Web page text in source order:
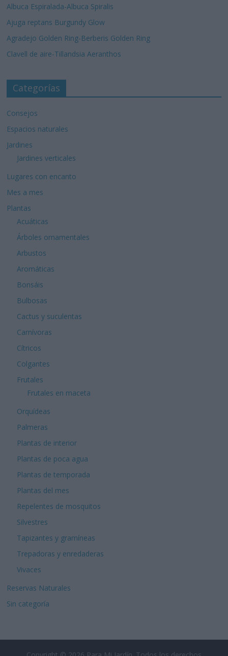
Albuca Espiralada-Albuca Spiralis
Ajuga reptans Burgundy Glow
Agradejo Golden Ring-Berberis Golden Ring
Clavell de aire-Tillandsia Aeranthos
Categorías
Consejos
Espacios naturales
Jardines
Jardines verticales
Lugares con encanto
Mes a mes
Plantas
Acuáticas
Árboles ornamentales
Arbustos
Aromáticas
Bonsáis
Bulbosas
Cactus y suculentas
Carnívoras
Cítricos
Colgantes
Frutales
Frutales en maceta
Orquídeas
Palmeras
Plantas de interior
Plantas de poca agua
Plantas de temporada
Plantas del mes
Repelentes de mosquitos
Silvestres
Tapizantes y gramíneas
Trepadoras y enredaderas
Vivaces
Reservas Naturales
Sin categoría